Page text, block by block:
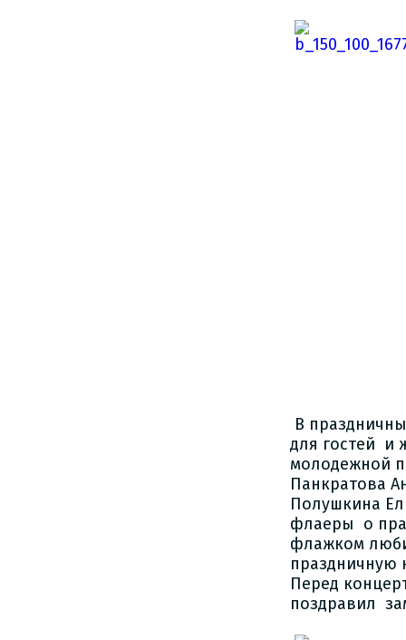
В
для гостей и
молодежной
Панкратова
Полушкина
флаеры о
флажком
праздничную
Перед
поздравил